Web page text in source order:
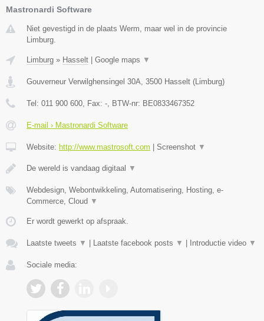
Mastronardi Software
Niet gevestigd in de plaats Werm, maar wel in de provincie
Limburg.
Limburg » Hasselt Google maps ▼
Gouverneur Verwilghensingel 30A, 3500 Hasselt (Limburg)
Tel: 011 900 600, Fax: -, BTW-nr: BE0833467352
E-mail › Mastronardi Software
Website: http://www.mastrosoft.com Screenshot ▼
De wereld is vandaag digitaal ▼
Webdesign, Webontwikkeling, Automatisering, Hosting, e-
Commerce, Cloud ▼
Er wordt gewerkt op afspraak.
Laatste tweets ▼ Laatste facebook posts ▼ Introductie video ▼
Sociale media: